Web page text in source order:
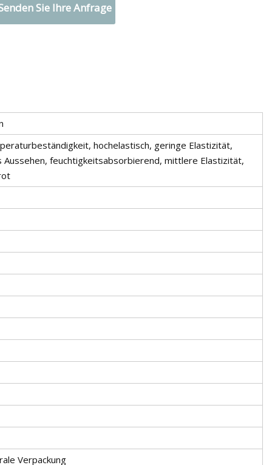
Sie Ihre Anfrage
hochelastisch, geringe Elastizität,
feuchtigkeitsabsorbierend, mittlere Elastizität,
Verpackung